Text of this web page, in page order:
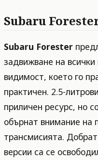
Subaru
Subaru Forester
задвижване на
видимост, което го
практичен. 2.5-
приличен ресурс, но
обърнат внимание на
трансмисията.
версии са се